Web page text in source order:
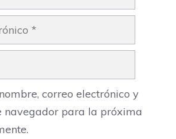
correo electrónico y
navegador para la próxima